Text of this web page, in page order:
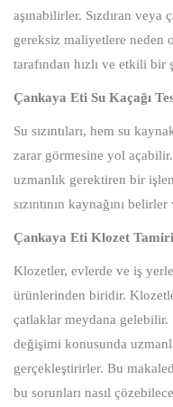
aşınabilirler. Sızdıran veya
gereksiz maliyetlere neden
tarafından hızlı ve etkili
Çankaya Eti Su Kaçağı
Su sızıntıları, hem su
zarar görmesine yol
uzmanlık gerektiren bir
sızıntının kaynağını
Çankaya Eti Klozet
Klozetler, evlerde ve iş
ürünlerinden biridir.
çatlaklar meydana gelebilir.
değişimi konusunda
gerçekleştirirler. Bu
bu sorunları nasıl